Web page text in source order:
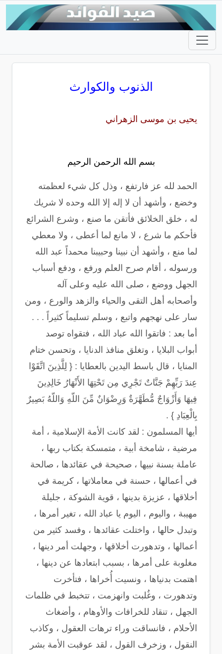
الذنوب والكوارث
يحيى بن موسى الزهراني
بسم الله الرحمن الرحيم
الحمد لله عز فارتفع ، وذل كل شيء لعظمته
وخضع ، وأشهد أن لا إله إلا الله وحده لا شريك
له ، خلق الخلائق فأتقن ما صنع ، وشرع الشرائع
فأحكم ما شرع ، لا مانع لما أعطى ، ولا معطي
لما منع ، وأشهد أن نبينا وحبيبنا محمداً عبد الله
ورسوله ، أقام صرح العلم ورفع ، ودفع أسباب
الجهل ووضع ، صلى الله عليه وعلى آله
وأصحابه أهل التقى والحياء والزهد والورع ، ومن
سار على نهجهم واتبع ، وسلم تسليماً كثيراً . . .
أما بعد : فاتقوا الله عباد الله ، فتقواه توصد
أبواب البلايا ، وتغلق منافذ الدنايا ، وتحسن ختام
المنايا ، قال باسط اليدين بالعطايا : { لِلَّذِينَ اتَّقَوْا
عِندَ رَبِّهِمْ جَنَّاتٌ تَجْرِي مِن تَحْتِهَا الأَنْهَارُ خَالِدِينَ
فِيهَا وَأَزْوَاجٌ مُّطَهَّرَةٌ وَرِضْوَانٌ مِّنَ اللّهِ وَاللّهُ بَصِيرٌ
بِالْعِبَادِ } .
أيها المسلمون : لقد كانت الأمة الإسلامية ، أمة
مرضية ، شامخة أبية ، متمسكة بكتاب ربها ،
عاملة بسنة نبيها ، صحيحة في عقائدها ، صالحة
في أعمالها ، حسنة في معاملاتها ، كريمة في
أخلاقها ، عزيزة بدينها ، قوية الشوكة ، جليلة
مهيبة ، واليوم ، اليوم يا عباد الله ، تغير أمرها ،
وتبدل حالها ، واختلت عقائدها ، وفسد كثير من
أعمالها ، وتدهورت أخلاقها ، وجهلت أمر دينها ،
مغلوبة على أمرها ، بسبب ابتعادها عن دينها ،
اهتمت بدنياها ، ونسيت أُخراها ، فتأخرت
وتدهورت ، وغُلبت وانهزمت ، تتخبط في ظلمات
الجهل ، تنقاد للخرافات والأوهام ، وأضغاث
الأحلام ، فانساقت وراء ترهات العقول ، وكاذب
النقول ، وزخرف القول ، لقد عوقبت الأمة بشر